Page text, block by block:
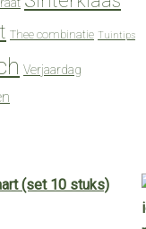
Thee combinatie Tuintips
Verjaardag
(set 10 stuks)